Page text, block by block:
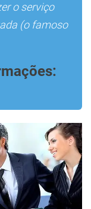
o serviço
(o famoso